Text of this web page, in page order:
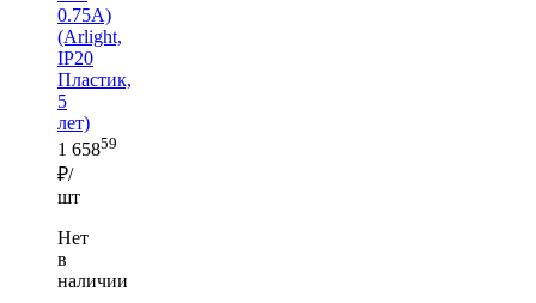
0.75A)
(Arlight,
IP20
Пластик,
5
лет)
1 65859
₽/
шт
Нет
в
наличии